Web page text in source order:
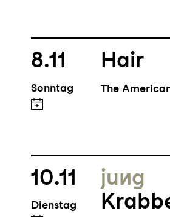
8.11
Sonntag
Hair
The
10.11
Dienstag
jung